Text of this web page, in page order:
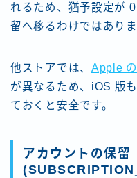
れるため、猶予設定が
留へ移るわけではありま
他ストアでは、 Apple
が異なるため、iOS 版
ておくと安全です。
アカウントの保留